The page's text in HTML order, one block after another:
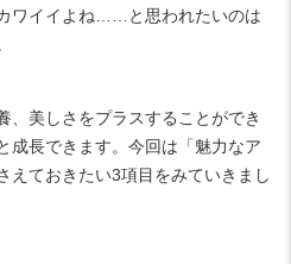
ワイイよね……と思われたいのは
、美しさをプラスすることができ
成長できます。今回は「魅力なア
えておきたい3項目をみていきまし